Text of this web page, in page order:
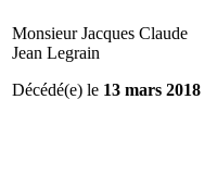
Monsieur Jacques Claude
Jean Legrain
Décédé(e) le 13 mars 2018